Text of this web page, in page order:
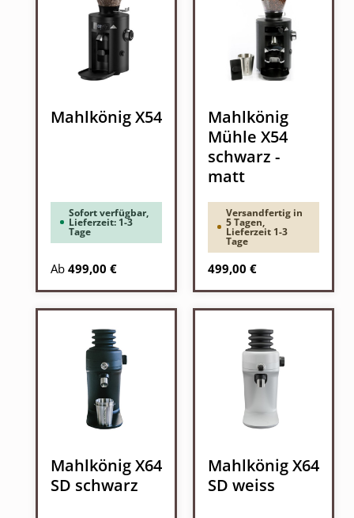
Mahlkönig X54
Sofort verfügbar,
Lieferzeit: 1-3
Tage
Regulärer Preis:
Ab 499,00 €
Mahlkönig
Mühle X54
schwarz -
matt
Versandfertig in
5 Tagen,
Lieferzeit 1-3
Tage
Regulärer Preis:
499,00 €
Mahlkönig X64
SD schwarz
Mahlkönig X64
SD weiss